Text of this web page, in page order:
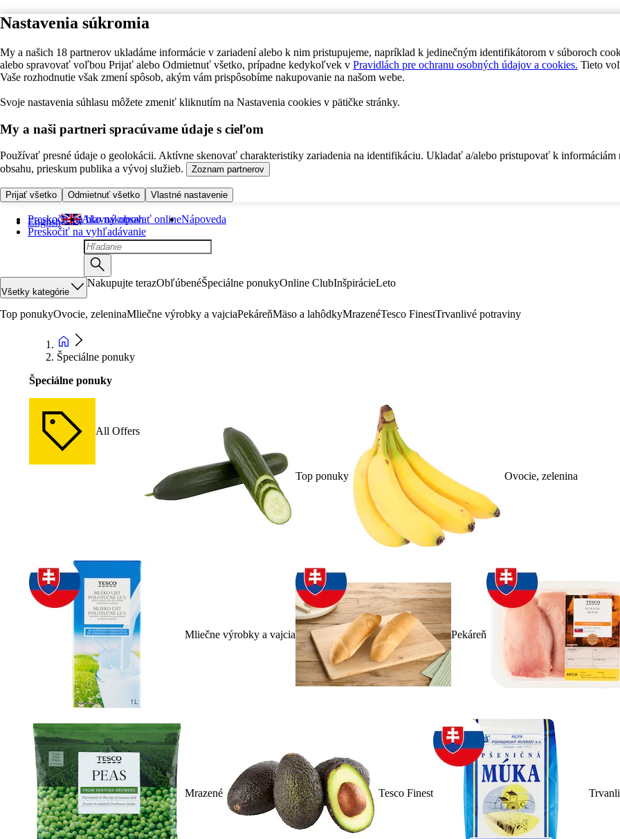
Nastavenia súkromia
My a našich 18 partnerov ukladáme informácie v zariadení alebo k nim pristupujeme, napríklad k jedinečným identifikátorom v súboroch
alebo spravovať voľbou Prijať alebo Odmietnuť všetko, prípadne kedykoľvek v Pravidlách pre ochranu osobných údajov a cookies. Tieto
Vaše rozhodnutie však zmení spôsob, akým vám prispôsobíme nakupovanie na našom webe.
Svoje nastavenia súhlasu môžete zmeniť kliknutím na Nastavenia cookies v pätičke stránky.
My a naši partneri spracúvame údaje s cieľom
Používať presné údaje o geolokácii. Aktívne skenovať charakteristiky zariadenia na identifikáciu. Ukladať a/alebo pristupovať k informáciám
obsahu, prieskum publika a vývoj služieb.
Zoznam partnerov
Prijať všetko Odmietnuť všetko Vlastné nastavenie
Preskočiť na hlavný obsah
Preskočiť na vyhľadávanie
English Ako nakupovať onlineNápoveda
Všetky kategórie
Nakupujte terazObľúbenéŠpeciálne ponukyOnline ClubInšpirácieLeto
Top ponukyOvocie, zeleninaMliečne výrobky a vajciaPekáreňMäso a lahôdkyMrazenéTesco FinestTrvanlivé potraviny
Špeciálne ponuky
Špeciálne ponuky
All Offers
Top ponuky Ovocie, zelenina
Mliečne výrobky a vajcia Pekáreň
Mrazené Tesco Finest